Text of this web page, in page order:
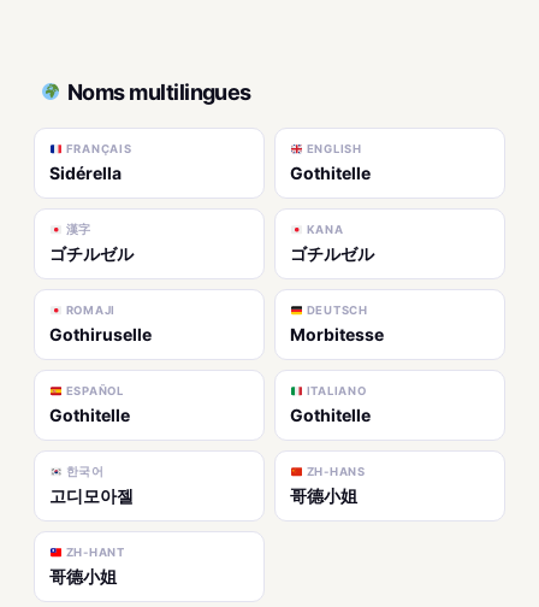
Noms multilingues
FRANÇAIS
Sidérella
ENGLISH
Gothitelle
漢字
ゴチルゼル
KANA
ゴチルゼル
ROMAJI
Gothiruselle
DEUTSCH
Morbitesse
ESPAÑOL
Gothitelle
ITALIANO
Gothitelle
한국어
고디모아젤
ZH-HANS
哥德小姐
ZH-HANT
哥德小姐